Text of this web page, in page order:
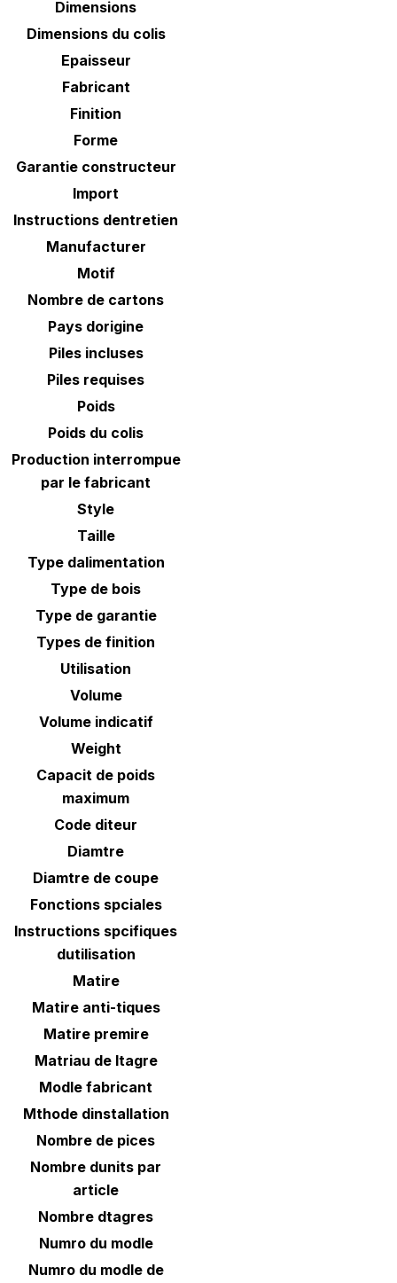
Dimensions
Dimensions du colis
Epaisseur
Fabricant
Finition
Forme
Garantie constructeur
Import
Instructions dentretien
Manufacturer
Motif
Nombre de cartons
Pays dorigine
Piles incluses
Piles requises
Poids
Poids du colis
Production interrompue
par le fabricant
Style
Taille
Type dalimentation
Type de bois
Type de garantie
Types de finition
Utilisation
Volume
Volume indicatif
Weight
Capacit de poids
maximum
Code diteur
Diamtre
Diamtre de coupe
Fonctions spciales
Instructions spcifiques
dutilisation
Matire
Matire anti-tiques
Matire premire
Matriau de ltagre
Modle fabricant
Mthode dinstallation
Nombre de pices
Nombre dunits par
article
Nombre dtagres
Numro du modle
Numro du modle de